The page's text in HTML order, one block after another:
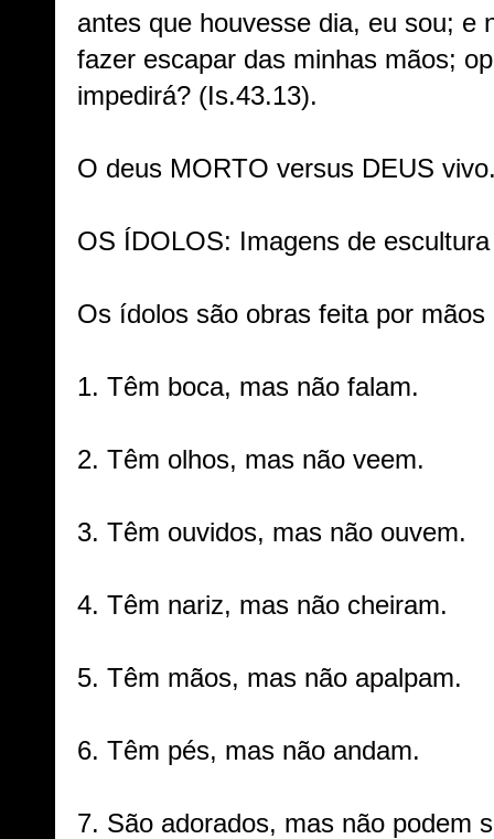
antes que houvesse dia, eu sou; e
fazer escapar das minhas mãos;
impedirá? (Is.43.13).
O deus MORTO versus DEUS
OS ÍDOLOS: Imagens de
Os ídolos são obras feita por mãos
1. Têm boca, mas não falam.
2. Têm olhos, mas não veem.
3. Têm ouvidos, mas não ouvem.
4. Têm nariz, mas não cheiram.
5. Têm mãos, mas não apalpam.
6. Têm pés, mas não andam.
7. São adorados, mas não podem